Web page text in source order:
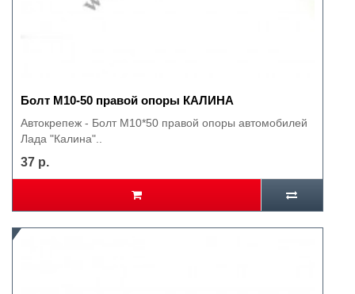
Болт М10-50 правой опоры КАЛИНА
Автокрепеж - Болт М10*50 правой опоры автомобилей
Лада "Калина"..
37 р.